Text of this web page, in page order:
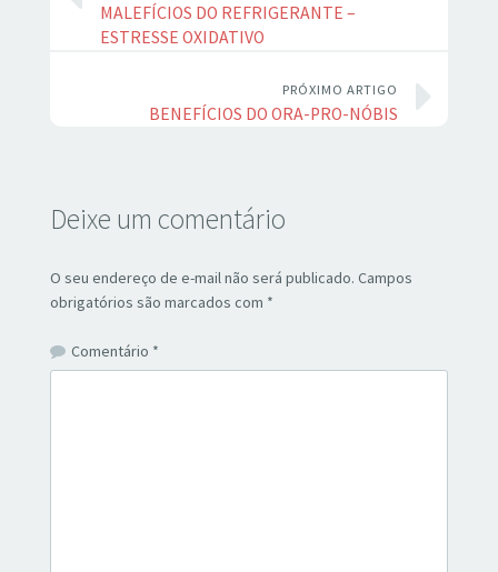
MALEFÍCIOS DO REFRIGERANTE –
ESTRESSE OXIDATIVO
PRÓXIMO ARTIGO
BENEFÍCIOS DO ORA-PRO-NÓBIS
Deixe um comentário
O seu endereço de e-mail não será publicado. Campos
obrigatórios são marcados com *
Comentário *